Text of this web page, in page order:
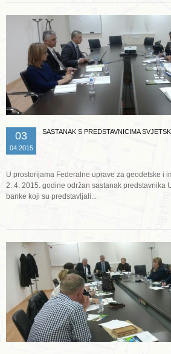
03
04.2015
SASTANAK S PREDSTAVNICIMA
U prostorijama Federalne uprave za geodetske i
2. 4. 2015. godine održan sastanak predstavnika
banke koji su predstavljali...